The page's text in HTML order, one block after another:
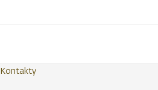
Kontakty